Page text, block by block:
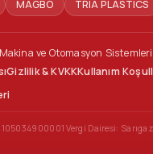
MAGBO TRIA PLASTICS
ve Otomasyon Sistemleri
Gizlilik & KVKKKullanım
Vergi Dairesi: